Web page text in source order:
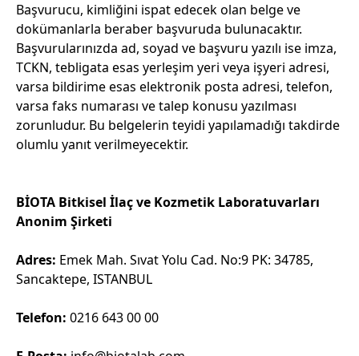
Başvurucu, kimliğini ispat edecek olan belge ve
dokümanlarla beraber başvuruda bulunacaktır.
Başvurularınızda ad, soyad ve başvuru yazılı ise imza,
TCKN, tebligata esas yerleşim yeri veya işyeri adresi,
varsa bildirime esas elektronik posta adresi, telefon,
varsa faks numarası ve talep konusu yazılması
zorunludur. Bu belgelerin teyidi yapılamadığı takdirde
olumlu yanıt verilmeyecektir.
BİOTA Bitkisel İlaç ve Kozmetik Laboratuvarları
Anonim Şirketi
Adres: Emek Mah. Sıvat Yolu Cad. No:9 PK: 34785,
Sancaktepe, ISTANBUL
Telefon: 0216 643 00 00